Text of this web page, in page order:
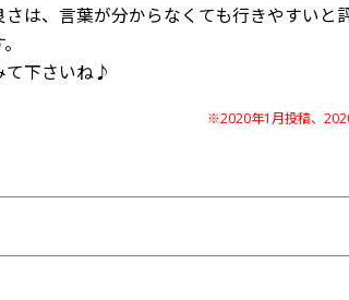
は、言葉が分からなくても行きやすいと評
て下さいね♪
※2020年1月投稿、